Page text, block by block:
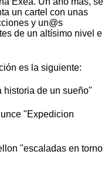
un cartel con unas
y un@s
de un altísimo nivel e
es la siguiente:
historia de un sueño"
"Expedicion
"escaladas en torno